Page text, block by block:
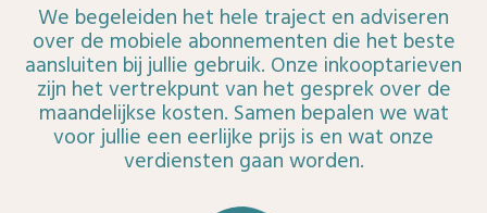
We begeleiden het hele traject en adviseren
over de mobiele abonnementen die het beste
aansluiten bij jullie gebruik. Onze inkooptarieven
zijn het vertrekpunt van het gesprek over de
maandelijkse kosten. Samen bepalen we wat
voor jullie een eerlijke prijs is en wat onze
verdiensten gaan worden.